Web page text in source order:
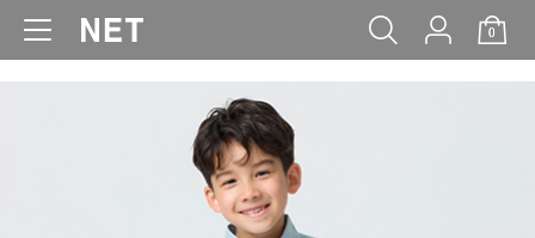
0
WOMEN MEN KIDS BABY